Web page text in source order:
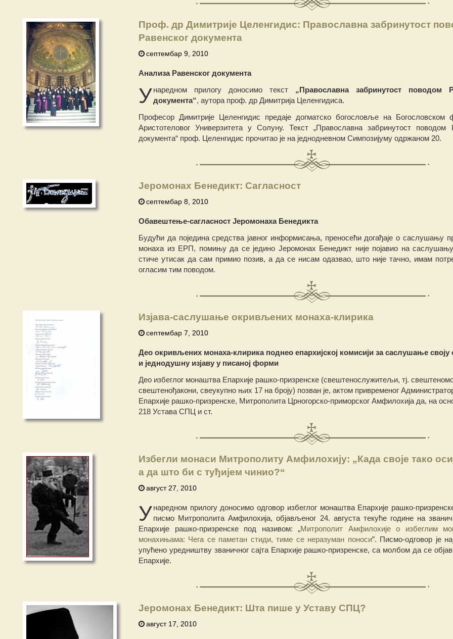
Проф. др Димитрије Целенгидис: Православна забринутост
Равенског документа
септембар 9, 2010
Анализа Равенског документа
Унаредном прилогу доносимо текст „Православна забринутост поводом
документа“, аутора проф. др Димитрија Целенгидиса.
Професор Димитрије Целенгидис предаје догматско богословље на Богословском
Аристотеловог Универзитета у Солуну. Текст „Православна забринутост поводом
документа“ проф. Целенгидис прочитао је на једнодневном Симпозијуму одржаном 20.
Јеромонах Бенедикт: Сагласност
септембар 8, 2010
Обавештење-сагласност Јеромонаха Бенедикта
Будући да поједина средства јавног информисања, преносећи догађаје о саслушању
монаха из ЕРП, помињу да се једино Јеромонах Бенедикт није појавио на
стиче утисак да сам примио позив, а дa се нисам одазвао, што није тачно, имам
огласим тим поводом.
Изјава-саслушање окривљених монаха-клирика
септембар 7, 2010
Део окривљених монаха-клирика поднео епархијској комисији за саслушање своју
и једнодушну изјаву у писаној форми
Део избеглог монаштва Епархије рашко-призренске (свештенослужитељи, тј.
свештенођакони, свеукупно њих 17 на броју) позван је, актом привременог
Епархије рашко-призренске, Митрополита Црногорско-приморског Амфилохија да, на
218 Устава СПЦ и ст.
Избегли монаси Митрополиту Амфилохију: „Када своје тако
а да што би с туђијем чинио?“
август 27, 2010
Унаредном прилогу доносимо одговор избеглог монаштва Епархије рашко-
писмо Митрополита Амфилохија, објављеног 24. августа текуће године на
Епархије рашко-призренске под називом: „Митрополит Амфилохије о избеглим
монахињама: Чега се паметан стиди, тиме се неразуман поноси”. Писмо-одговор је
упућено уредништву званичног сајта Епархије рашко-призренске, са молбом да се
Епархије.
Јеромонах Бенедикт: Шта пише у Уставу СПЦ?
август 17, 2010